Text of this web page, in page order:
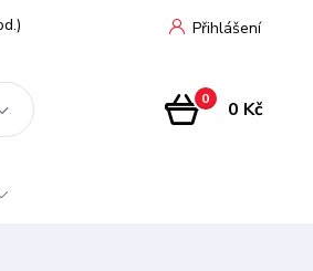
Přihlášení
0 0 Kč